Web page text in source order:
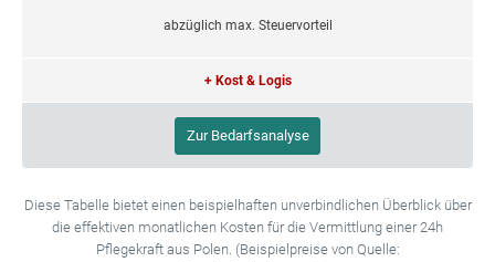
abzüglich max. Steuervorteil
+ Kost & Logis
Zur Bedarfsanalyse
Diese Tabelle bietet einen beispielhaften unverbindlichen Überblick über
die effektiven monatlichen Kosten für die Vermittlung einer 24h
Pflegekraft aus Polen. (Beispielpreise von Quelle: